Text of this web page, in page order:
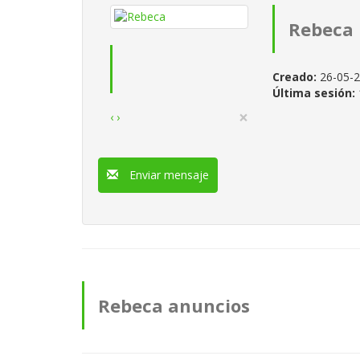
‹ › ×
Rebeca
Creado: 26-05-
Última sesión:
Enviar mensaje
Rebeca anuncios